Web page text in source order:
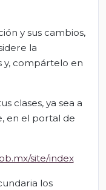
y sus cambios,
la
y, compártelo en
clases, ya sea a
en el portal de
site/index
los